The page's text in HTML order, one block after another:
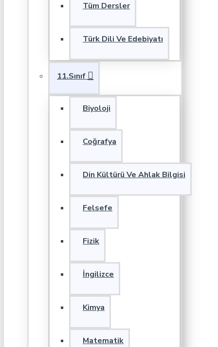
Tüm Dersler
Türk Dili Ve Edebiyatı
11.Sınıf
Biyoloji
Coğrafya
Din Kültürü Ve Ahlak Bilgisi
Felsefe
Fizik
İngilizce
Kimya
Matematik